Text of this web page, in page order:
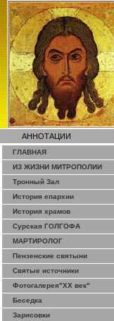
АННОТАЦИИ
ГЛАВНАЯ
ИЗ ЖИЗНИ МИТРОПОЛИИ
Тронный Зал
История епархии
История храмов
Сурская ГОЛГОФА
МАРТИРОЛОГ
Пензенские святыни
Святые источники
Фотогалерея"ХХ век"
Беседка
Зарисовки